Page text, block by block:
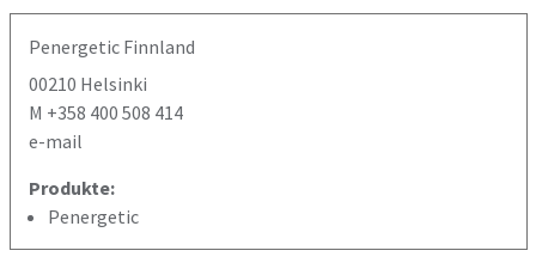
Penergetic Finnland
00210 Helsinki
M +358 400 508 414
e-mail
Produkte:
Penergetic